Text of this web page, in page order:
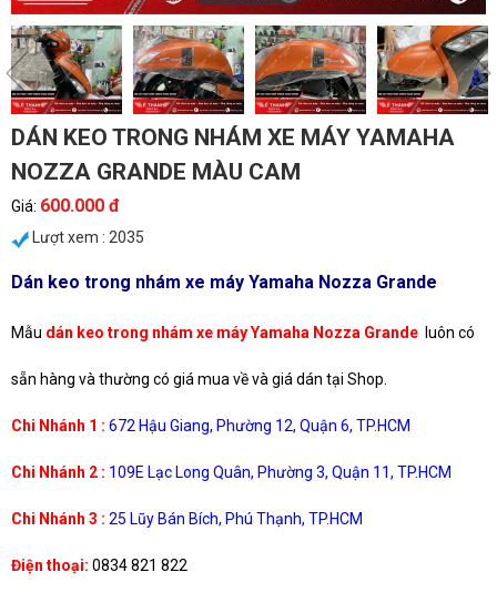
DÁN KEO TRONG NHÁM XE MÁY YAMAHA
NOZZA GRANDE MÀU CAM
Giá: 600.000 đ
Lượt xem : 2035
Dán keo trong nhám xe máy Yamaha Nozza Grande
Mẫu dán keo trong nhám xe máy Yamaha Nozza Grande luôn có
sẵn hàng và thường có giá mua về và giá dán tại Shop.
Chi Nhánh 1 : 672 Hậu Giang, Phường 12, Quận 6, TP.HCM
Chi Nhánh 2 : 109E Lạc Long Quân, Phường 3, Quận 11, TP.HCM
Chi Nhánh 3 : 25 Lũy Bán Bích, Phú Thạnh, TP.HCM
Điện thoại: 0834 821 822